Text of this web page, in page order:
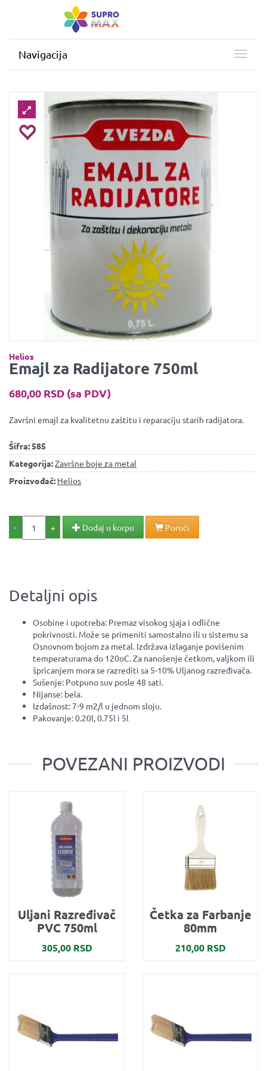
Navigacija
Helios
Emajl za Radijatore 750ml
680,00 RSD (sa PDV)
Završni emajl za kvalitetnu zaštitu i reparaciju starih radijatora.
Šifra:585
Kategorija:Završne boje za metal
Proizvođač: Helios
- + Dodaj u korpu Poruči
Detaljni opis
Osobine i upotreba: Premaz visokog sjaja i odlične
pokrivnosti. Može se primeniti samostalno ili u sistemu sa
Osnovnom bojom za metal. Izdržava izlaganje povišenim
temperaturama do 120oC. Za nanošenje četkom, valjkom ili
špricanjem mora se razrediti sa 5-10% Uljanog razređivača.
Sušenje: Potpuno suv posle 48 sati.
Nijanse: bela.
Izdašnost: 7-9 m2/l u jednom sloju.
Pakovanje: 0.20l, 0.75l i 5l
POVEZANI PROIZVODI
Uljani Razređivač
PVC 750ml
305,00 RSD
Četka za Farbanje
80mm
210,00 RSD